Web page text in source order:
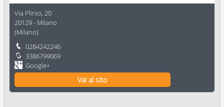
Via Plinio, 20
20129- Milano
(Milano)
0284242246
3386799069
Google+
Vai al sito